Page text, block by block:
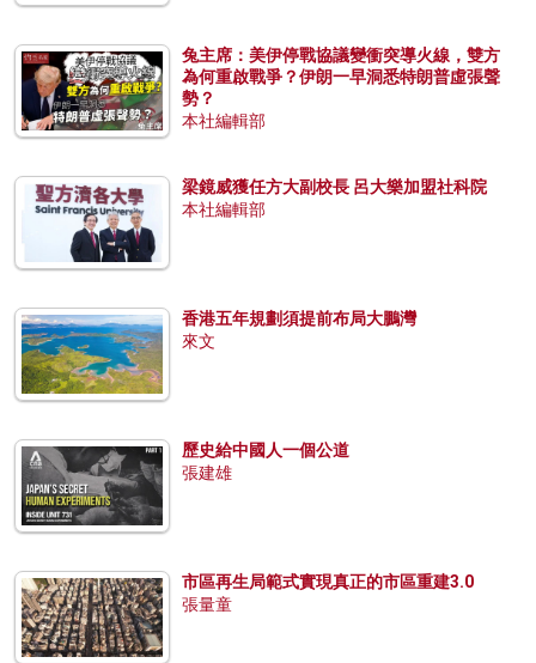
兔主席：美伊停戰協議變衝突導火線，雙方
為何重啟戰爭？伊朗一早洞悉特朗普虛張聲
勢？
本社編輯部
梁鏡威獲任方大副校長 呂大樂加盟社科院
本社編輯部
香港五年規劃須提前布局大鵬灣
來文
歷史給中國人一個公道
張建雄
市區再生局範式實現真正的市區重建3.0
張量童